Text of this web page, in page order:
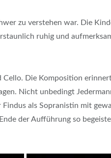
zu verstehen war. Die
ruhig und
Cello. Die Komposition
Nicht unbedingt
als Sopranistin mit
der Aufführung so